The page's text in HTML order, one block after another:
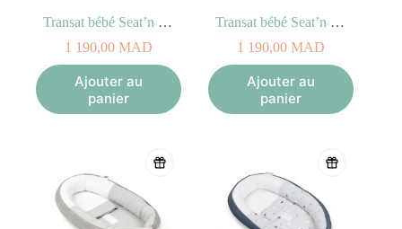
Transat bébé Seat’n Grow Grey Doomoo
1 190,00 MAD
Ajouter au
panier
Transat bébé Seat’n Grow Sand Doomoo
1 190,00 MAD
Ajouter au
panier